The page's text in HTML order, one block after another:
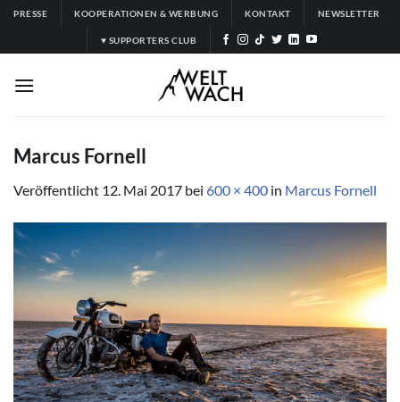
Zum
springen
PRESSE KOOPERATIONEN & WERBUNG KONTAKT NEWSLETTER
♥ SUPPORTERS CLUB
Marcus Fornell
Veröffentlicht 12. Mai 2017 bei 600 × 400 in Marcus Fornell